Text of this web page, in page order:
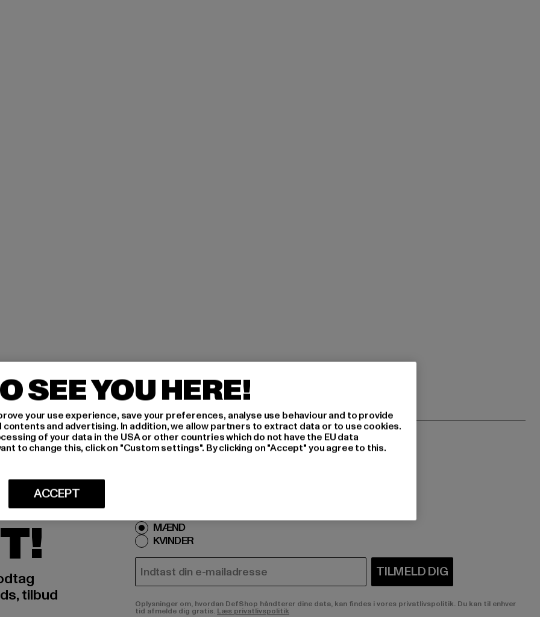
tilbud
MÆND
KVINDER
E-MAIL TILMELD DIG
Oplysninger om, hvordan DefShop håndterer dine data, kan findes i vores privatlivspolitik. Du kan til enhver
tid afmelde dig gratis. Læs privatlivspolitik
SEE YOU HERE!
your use experience, save your preferences, analyse use behaviour and to provide
and advertising. In addition, we allow partners to extract data or to use cookies.
of your data in the USA or other countries which do not have the EU data
to change this, click on "Custom settings". By clicking on "Accept" you agree to this.
ACCEPT